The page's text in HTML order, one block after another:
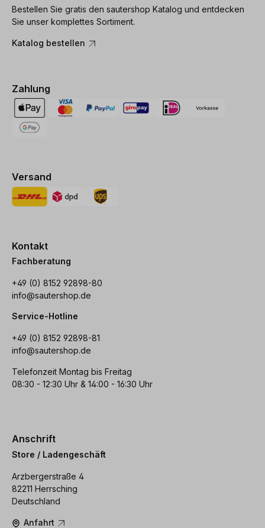
Bestellen Sie gratis den sautershop Katalog und entdecken
Sie unser komplettes Sortiment.
Katalog bestellen
Zahlung
Versand
Kontakt
Fachberatung
+49 (0) 8152 92898-80
info@sautershop.de
Service-Hotline
+49 (0) 8152 92898-81
info@sautershop.de
Telefonzeit Montag bis Freitag
08:30 - 12:30 Uhr & 14:00 - 16:30 Uhr
Anschrift
Store / Ladengeschäft
Arzbergerstraße 4
82211 Herrsching
Deutschland
Anfahrt